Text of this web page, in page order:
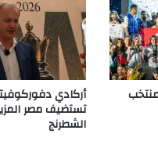
أركادي
تستضيف مصر
الشطرنج